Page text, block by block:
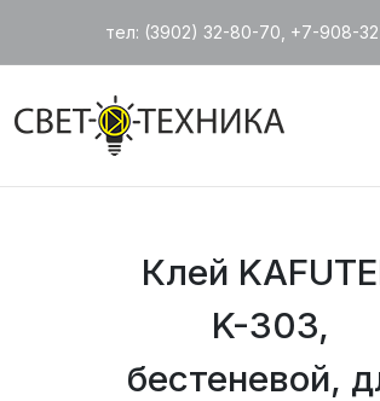
тел: (3902) 32-80-70, +7-908-
Клей
K-303,
бестеневой,